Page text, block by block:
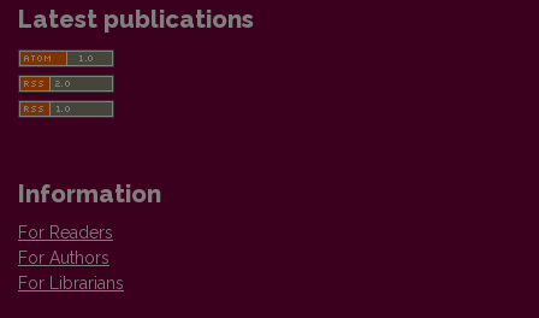
Latest publications
Information
For Readers
For Authors
For Librarians